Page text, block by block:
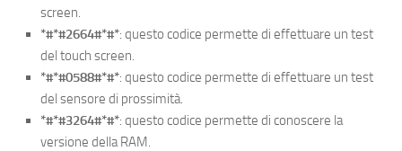
screen.
*#*#2664#*#*: questo codice permette di effettuare un test
del touch screen.
*#*#0588#*#*: questo codice permette di effettuare un test
del sensore di prossimità.
*#*#3264#*#*: questo codice permette di conoscere la
versione della RAM.